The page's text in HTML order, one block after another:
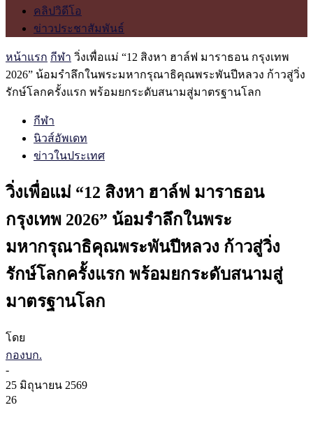
คลิปวิดีโอ
ข่าวประชาสัมพันธ์
หน้าแรก กีฬา วิ่งเพื่อแม่ “12 สิงหา ฮาล์ฟ มาราธอน กรุงเทพ
2026” น้อมรำลึกในพระมหากรุณาธิคุณพระพันปีหลวง ก้าวสู่วิ่ง
รักษ์โลกครั้งแรก พร้อมยกระดับสนามสู่มาตรฐานโลก
กีฬา
นิวส์อัพเดท
ข่าวในประเทศ
วิ่งเพื่อแม่ “12 สิงหา ฮาล์ฟ มาราธอน
กรุงเทพ 2026” น้อมรำลึกในพระ
มหากรุณาธิคุณพระพันปีหลวง ก้าวสู่วิ่ง
รักษ์โลกครั้งแรก พร้อมยกระดับสนามสู่
มาตรฐานโลก
โดย
กองบก.
-
25 มิถุนายน 2569
26